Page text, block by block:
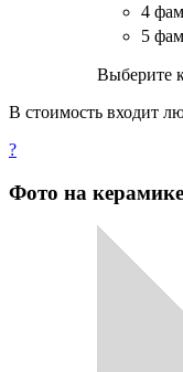
4
5
Выберите
В стоимость входит
?
Фото на керамике